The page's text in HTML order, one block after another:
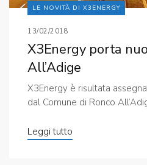
LE NOVITÀ DI X3ENERGY
13/02/2018
X3Energy porta
All’Adige
X3Energy è risultata
dal Comune di Ronco
Leggi tutto